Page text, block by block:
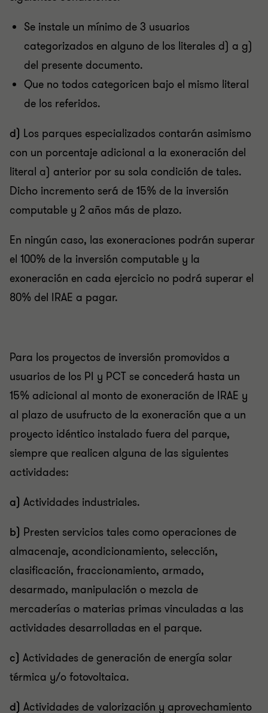
Se instale un mínimo de 3 usuarios
categorizados en alguno de los literales d) a g)
del presente documento.
Que no todos categoricen bajo el mismo literal
de los referidos.
d) Los parques especializados contarán asimismo
con un porcentaje adicional a la exoneración del
literal a) anterior por su sola condición de tales.
Dicho incremento será de 15% de la inversión
computable y 2 años más de plazo.
En ningún caso, las exoneraciones podrán superar
el 100% de la inversión computable y la
exoneración en cada ejercicio no podrá superar el
80% del IRAE a pagar.
Para los proyectos de inversión promovidos a
usuarios de los PI y PCT se concederá hasta un
15% adicional al monto de exoneración de IRAE y
al plazo de usufructo de la exoneración que a un
proyecto idéntico instalado fuera del parque,
siempre que realicen alguna de las siguientes
actividades:
a) Actividades industriales.
b) Presten servicios tales como operaciones de
almacenaje, acondicionamiento, selección,
clasificación, fraccionamiento, armado,
desarmado, manipulación o mezcla de
mercaderías o materias primas vinculadas a las
actividades desarrolladas en el parque.
c) Actividades de generación de energía solar
térmica y/o fotovoltaica.
d) Actividades de valorización y aprovechamiento